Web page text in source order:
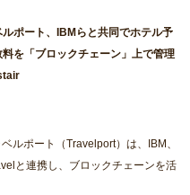
ルポート、IBMらと共同でホテル予
料を「ブロックチェーン」上で管理
ルポート（Travelport）は、IBM、
と連携し、ブロックチェーンを活